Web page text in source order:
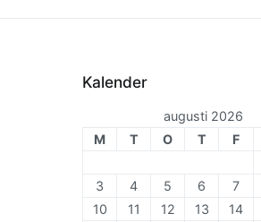
Kalender
augusti 2026
M
T O T F
3
4 5 6 7
10
11 12 13 14